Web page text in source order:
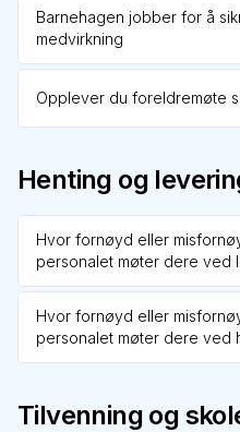
Barnehagen jobber for å
medvirkning
Opplever du foreldremøte
Henting og
Hvor fornøyd eller
personalet møter dere ved
Hvor fornøyd eller
personalet møter dere ved
Tilvenning og